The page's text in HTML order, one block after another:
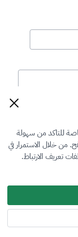
للتاكد من سهولة
من خلال الاستمرار في
تعريف الارتباط.